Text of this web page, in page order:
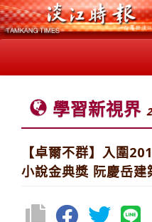
學習新視界
【卓爾不群】入圍
小說金典獎 阮慶岳建